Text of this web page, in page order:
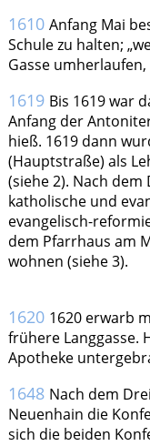
1610 Anfang Mai
Schule zu halten;
Gasse
1619 Bis 1619 war
Anfang der
hieß. 1619 dann
(Hauptstraße) als
(siehe 2). Nach
katholische und
evangelisch-
dem Pfarrhaus am
wohnen (siehe 3).
1620 1620 erwarb
frühere Langgasse.
Apotheke
1648 Nach dem
Neuenhain die
sich die beiden